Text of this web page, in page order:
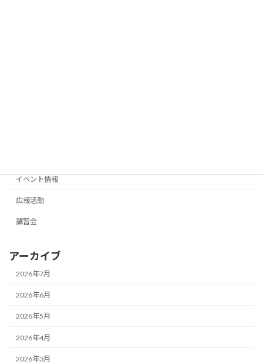
イベント情報
広報活動
講習会
アーカイブ
2026年7月
2026年6月
2026年5月
2026年4月
2026年3月